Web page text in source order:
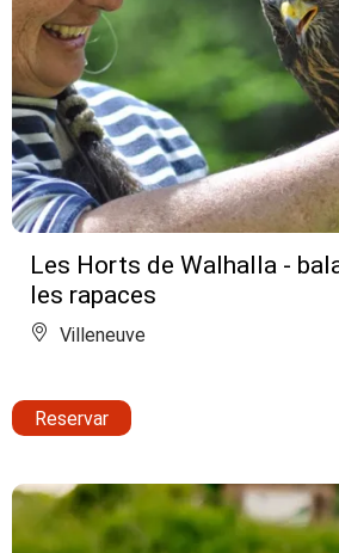
Les Horts de Walhalla -
les rapaces
Villeneuve
Reservar